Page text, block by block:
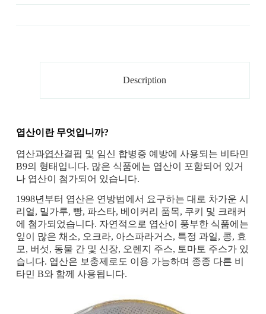
Description
엽산이란 무엇입니까?
엽산과엽산결핍 및 임신 합병증 예방에 사용되는 비타민
B9의 형태입니다. 많은 식품에는 엽산이 포함되어 있거
나 엽산이 첨가되어 있습니다.
1998년부터 엽산은 연방법에서 요구하는 대로 차가운 시
리얼, 밀가루, 빵, 파스타, 베이커리 품목, 쿠키 및 크래커
에 첨가되었습니다. 자연적으로 엽산이 풍부한 식품에는
잎이 많은 채소, 오크라, 아스파라거스, 특정 과일, 콩, 효
모, 버섯, 동물 간 및 신장, 오렌지 주스, 토마토 주스가 있
습니다. 엽산은 보충제로도 이용 가능하며 종종 다른 비
타민 B와 함께 사용됩니다.